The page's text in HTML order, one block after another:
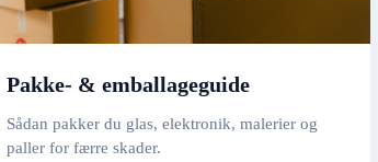
Pakke- & emballageguide
Sådan pakker du glas, elektronik, malerier og
paller for færre skader.